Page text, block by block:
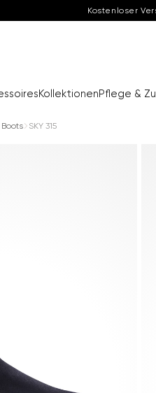
Kostenloser
KollektionenPflege &
SKY 315